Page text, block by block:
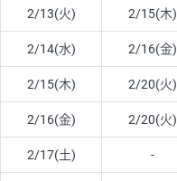
2/13(火) 2/15(木)
2/14(水) 2/16(金)
2/15(木) 2/20(火)
2/16(金) 2/20(火)
2/17(土) -